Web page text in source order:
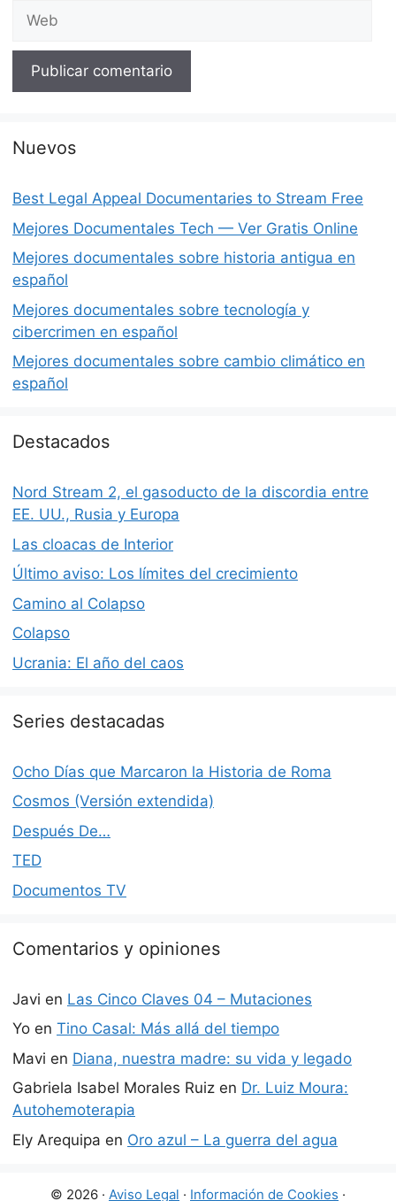
Web
Nuevos
Best Legal Appeal Documentaries to Stream Free
Mejores Documentales Tech — Ver Gratis Online
Mejores documentales sobre historia antigua en
español
Mejores documentales sobre tecnología y
cibercrimen en español
Mejores documentales sobre cambio climático en
español
Destacados
Nord Stream 2, el gasoducto de la discordia entre
EE. UU., Rusia y Europa
Las cloacas de Interior
Último aviso: Los límites del crecimiento
Camino al Colapso
Colapso
Ucrania: El año del caos
Series destacadas
Ocho Días que Marcaron la Historia de Roma
Cosmos (Versión extendida)
Después De…
TED
Documentos TV
Comentarios y opiniones
Javi en Las Cinco Claves 04 – Mutaciones
Yo en Tino Casal: Más allá del tiempo
Mavi en Diana, nuestra madre: su vida y legado
Gabriela Isabel Morales Ruiz en Dr. Luiz Moura:
Autohemoterapia
Ely Arequipa en Oro azul – La guerra del agua
© 2026 · Aviso Legal · Información de Cookies ·